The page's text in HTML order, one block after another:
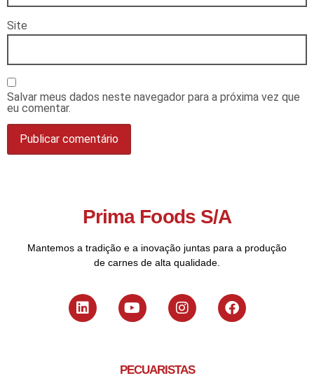
Site
Salvar meus dados neste navegador para a próxima vez que
eu comentar.
Prima Foods S/A
Mantemos a tradição e a inovação juntas para a produção
de carnes de alta qualidade.
PECUARISTAS